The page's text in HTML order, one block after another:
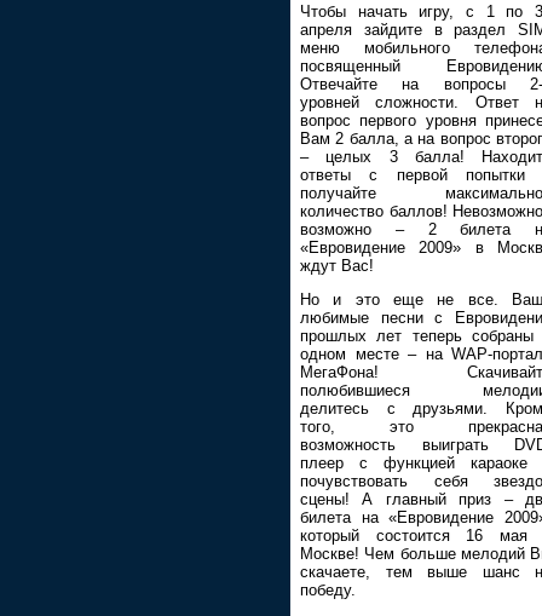
Чтобы начать игру, c 1 по
апреля зайдите в раздел
меню мобильного
посвященный
Отвечайте на вопросы
уровней сложности. Ответ
вопрос первого уровня
Вам 2 балла, а на вопрос
– целых 3 балла!
ответы с первой попытки
получайте
количество баллов!
возможно – 2 билета
«Евровидение 2009» в
ждут Вас!
Но и это еще не все.
любимые песни с
прошлых лет теперь собраны
одном месте – на WAP-
МегаФона!
полюбившиеся
делитесь с друзьями.
того, это
возможность выиграть
плеер с функцией караоке
почувствовать себя
сцены! А главный приз –
билета на «Евровидение
который состоится 16 мая
Москве! Чем больше мелодий
скачаете, тем выше шанс
победу.